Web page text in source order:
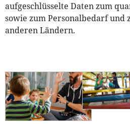
aufgeschlüsselte Daten zum
sowie zum Personalbedarf und
anderen Ländern.